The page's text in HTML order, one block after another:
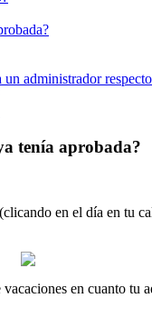
administrador
tenía aprobada?
(clicando en el día en tu
vacaciones en cuanto tu